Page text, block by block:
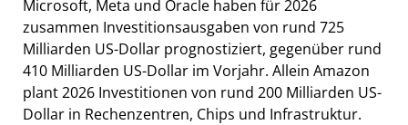
Microsoft, Meta und Oracle haben für 2026
zusammen Investitionsausgaben von rund 725
Milliarden US-Dollar prognostiziert, gegenüber rund
410 Milliarden US-Dollar im Vorjahr. Allein Amazon
plant 2026 Investitionen von rund 200 Milliarden US-
Dollar in Rechenzentren, Chips und Infrastruktur.